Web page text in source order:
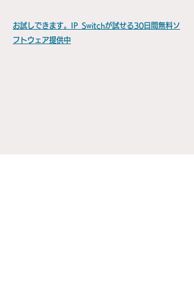
お試しできます。IP_Switchが試せる30日間無料ソ
フトウェア提供中